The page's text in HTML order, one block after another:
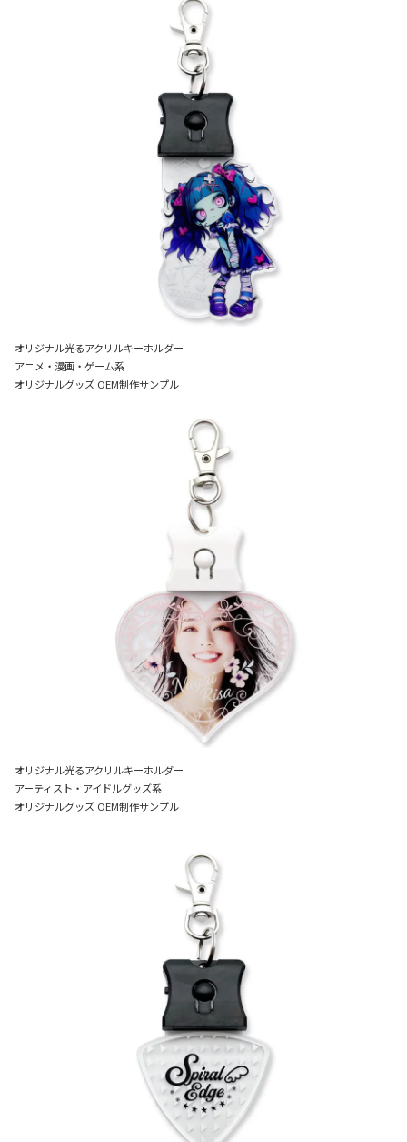
オリジナル光るアクリルキーホルダー
アニメ・漫画・ゲーム系
オリジナルグッズ OEM制作サンプル
オリジナル光るアクリルキーホルダー
アーティスト・アイドルグッズ系
オリジナルグッズ OEM制作サンプル